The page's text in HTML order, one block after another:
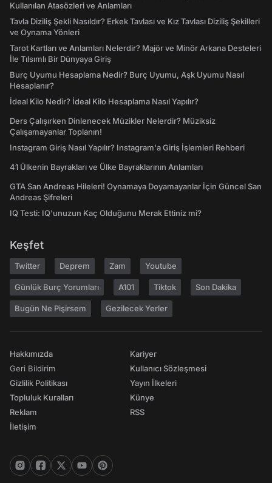
Kullanılan Atasözleri ve Anlamları
Tavla Diziliş Şekli Nasıldır? Erkek Tavlası ve Kız Tavlası Diziliş Şekilleri
ve Oynama Yönleri
Tarot Kartları ve Anlamları Nelerdir? Majör ve Minör Arkana Desteleri
İle Tılsımlı Bir Dünyaya Giriş
Burç Uyumu Hesaplama Nedir? Burç Uyumu, Aşk Uyumu Nasıl
Hesaplanır?
İdeal Kilo Nedir? İdeal Kilo Hesaplama Nasıl Yapılır?
Ders Çalışırken Dinlenecek Müzikler Nelerdir? Müziksiz
Çalışamayanlar Toplanın!
Instagram Giriş Nasıl Yapılır? Instagram'a Giriş İşlemleri Rehberi
41 Ülkenin Bayrakları ve Ülke Bayraklarının Anlamları
GTA San Andreas Hileleri! Oynamaya Doyamayanlar İçin Güncel San
Andreas Şifreleri
IQ Testi: IQ'unuzun Kaç Olduğunu Merak Ettiniz mi?
Keşfet
Twitter Deprem Zam Youtube
Günlük Burç Yorumları A101 Tiktok Son Dakika
Bugün Ne Pişirsem Gezilecek Yerler
Hakkımızda
Geri Bildirim
Gizlilik Politikası
Topluluk Kuralları
Reklam
İletişim
Kariyer
Kullanıcı Sözleşmesi
Yayın İlkeleri
Künye
RSS